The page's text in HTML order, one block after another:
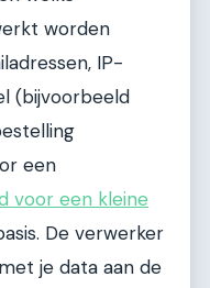
worden
IP-
(bijvoorbeeld
een
voor een kleine
De verwerker
je data aan de